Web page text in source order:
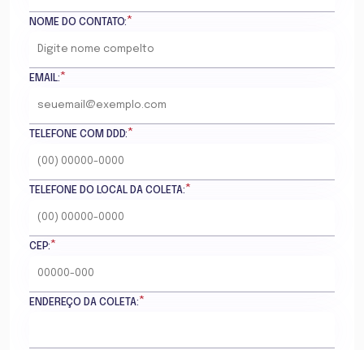
NOME DO CONTATO:*
EMAIL:*
TELEFONE COM DDD:*
TELEFONE DO LOCAL DA COLETA:*
CEP:*
ENDEREÇO DA COLETA:*